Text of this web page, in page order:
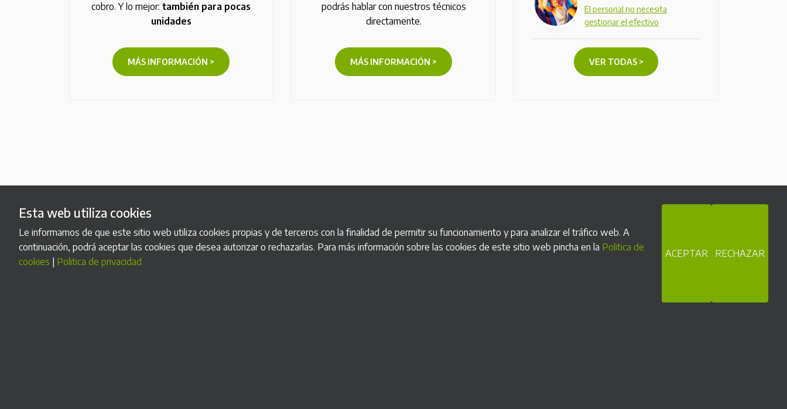
cobro. Y lo mejor: también para pocas
unidades
MÁS INFORMACIÓN >
podrás hablar con nuestros técnicos
directamente.
MÁS INFORMACIÓN >
El personal no necesita
gestionar el efectivo
VER TODAS >
Aplicaciones
Esta web utiliza cookies
Le informamos de que este sitio web utiliza cookies propias y de terceros con la finalidad de permitir su funcionamiento y para analizar el tráfico web. A
continuación, podrá aceptar las cookies que desea autorizar o rechazarlas. Para más información sobre las cookies de este sitio web pincha en la Politica de
cookies
Politica de privacidad
ACEPTAR RECHAZAR